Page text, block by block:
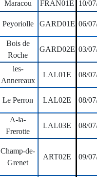
Maracou FRAN01E
10/
Peyoriolle GARD01E 06/
Bois de
Roche
GARD02E 03/
les-
Annereaux
LAL01E 08/
Le Perron LAL02E 08/
A-la-
Frerotte
LAL03E 08/
Champ-de-
Grenet
ART02E 09/